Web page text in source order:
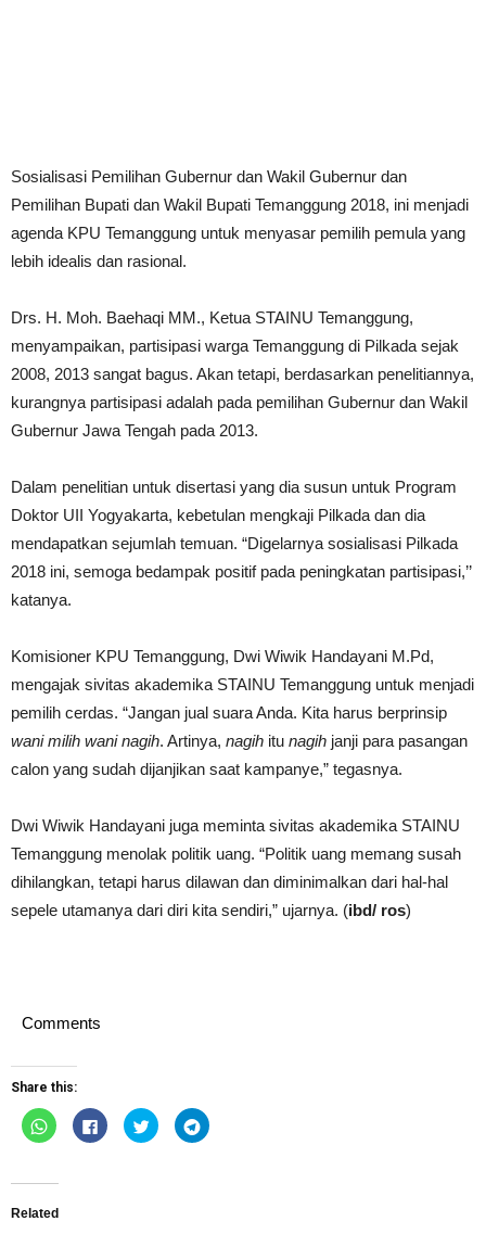
Sosialisasi Pemilihan Gubernur dan Wakil Gubernur dan
Pemilihan Bupati dan Wakil Bupati Temanggung 2018, ini menjadi
agenda KPU Temanggung untuk menyasar pemilih pemula yang
lebih idealis dan rasional.
Drs. H. Moh. Baehaqi MM., Ketua STAINU Temanggung,
menyampaikan, partisipasi warga Temanggung di Pilkada sejak
2008, 2013 sangat bagus. Akan tetapi, berdasarkan penelitiannya,
kurangnya partisipasi adalah pada pemilihan Gubernur dan Wakil
Gubernur Jawa Tengah pada 2013.
Dalam penelitian untuk disertasi yang dia susun untuk Program
Doktor UII Yogyakarta, kebetulan mengkaji Pilkada dan dia
mendapatkan sejumlah temuan. “Digelarnya sosialisasi Pilkada
2018 ini, semoga bedampak positif pada peningkatan partisipasi,’’
katanya.
Komisioner KPU Temanggung, Dwi Wiwik Handayani M.Pd,
mengajak sivitas akademika STAINU Temanggung untuk menjadi
pemilih cerdas. “Jangan jual suara Anda. Kita harus berprinsip
wani milih wani nagih. Artinya, nagih itu nagih janji para pasangan
calon yang sudah dijanjikan saat kampanye,” tegasnya.
Dwi Wiwik Handayani juga meminta sivitas akademika STAINU
Temanggung menolak politik uang. “Politik uang memang susah
dihilangkan, tetapi harus dilawan dan diminimalkan dari hal-hal
sepele utamanya dari diri kita sendiri,” ujarnya. (ibd/ ros)
Comments
Share this:
Click
to
share
(Opens
new
Click
to
share
Click
to
share
Click
to
Related